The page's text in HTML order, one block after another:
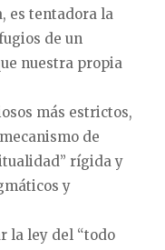
es tentadora la
de un
nuestra propia
más estrictos,
de
rígida y
y
la ley del “todo